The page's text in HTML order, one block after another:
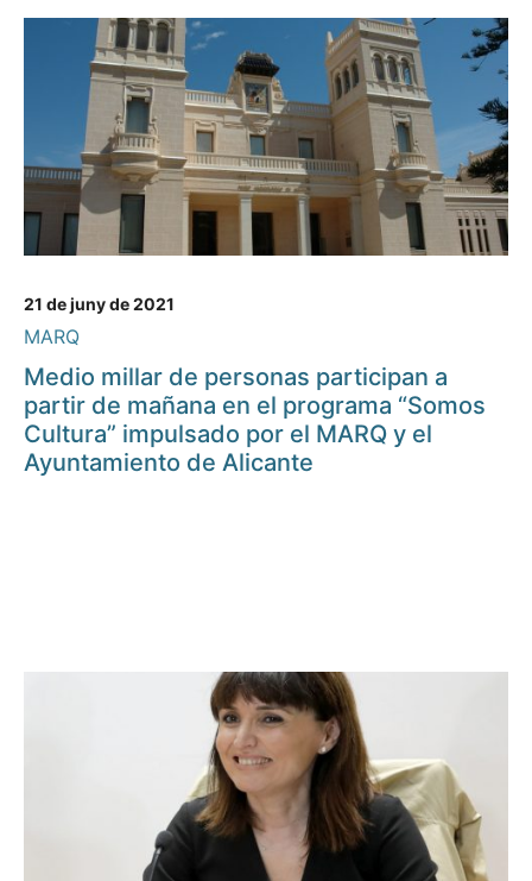
21 de juny de 2021
MARQ
Medio millar de personas participan a
partir de mañana en el programa “Somos
Cultura” impulsado por el MARQ y el
Ayuntamiento de Alicante